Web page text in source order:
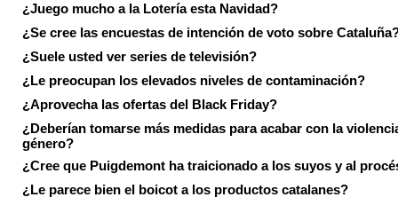
¿Juego mucho a la Lotería esta Navidad?
¿Se cree las encuestas de intención de voto sobre
¿Suele usted ver series de televisión?
¿Le preocupan los elevados niveles de contaminación?
¿Aprovecha las ofertas del Black Friday?
¿Deberían tomarse más medidas para acabar con la
género?
¿Cree que Puigdemont ha traicionado a los suyos y al
¿Le parece bien el boicot a los productos catalanes?